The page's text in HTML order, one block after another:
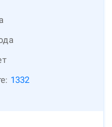
1332